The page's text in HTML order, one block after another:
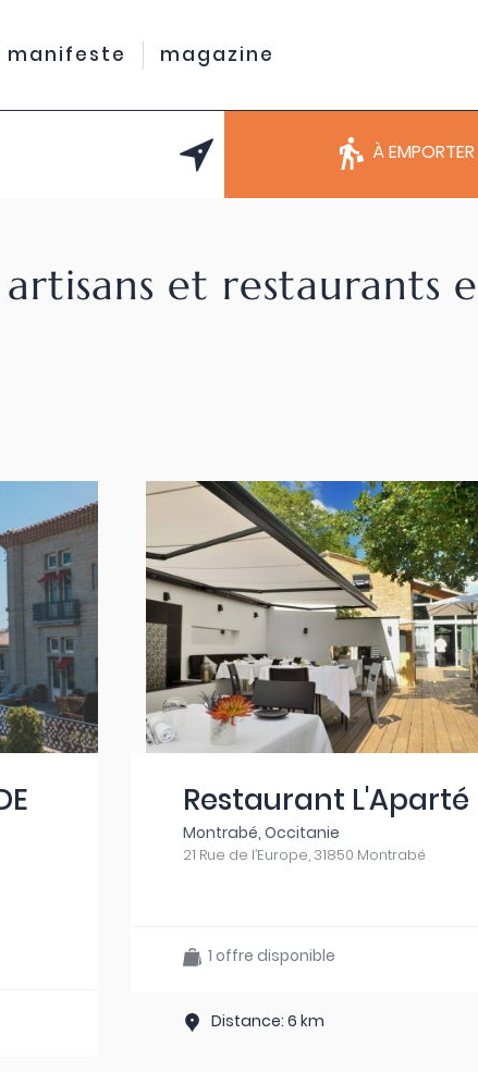
manifeste magazine
À EMPORTER
et restaurants
Restaurant L'Aparté
Montrabé, Occitanie
21 Rue de l’Europe, 31850 Montrabé
1 offre disponible
Distance: 6 km